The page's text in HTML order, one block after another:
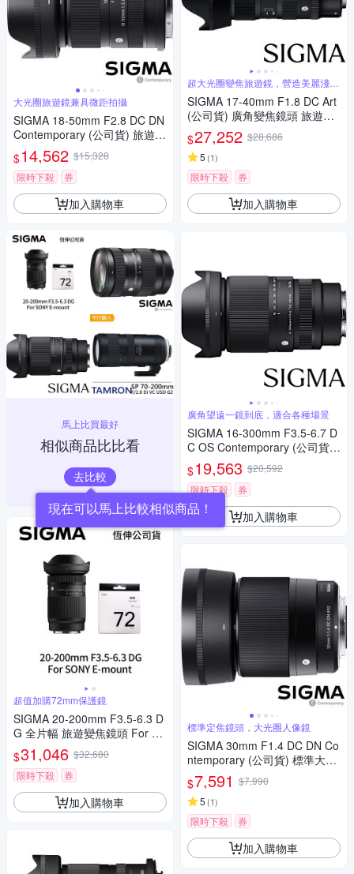
大光圈旅遊鏡兼具微距拍攝
SIGMA 18-50mm F2.8 DC DN
Contemporary (公司貨) 旅遊鏡
APS-C 無反微單眼專用鏡頭
$14,562 $15,328
限時下殺
券
加入購物車
馬上比買最好
相似商品比比看
去比較
現在可以馬上比較相似商品！
超值加購72mm保護鏡
SIGMA 20-200mm F3.5-6.3 D
G 全片幅 旅遊變焦鏡頭 For S
ONY E-mount + SIGMA WR U
V 72mm 最頂級保護鏡 (公司
貨)
$31,046 $32,680
限時下殺
券
加入購物車
超大光圈變焦旅遊鏡，營造美麗淺景
深
SIGMA 17-40mm F1.8 DC Art
(公司貨) 廣角變焦鏡頭 旅遊鏡
APS-C 無反微單眼鏡頭
$27,252 $28,686
5 (1)
限時下殺 券
加入購物車
廣角望遠一鏡到底，適合各種場景
SIGMA 16-300mm F3.5-6.7 D
C OS Contemporary (公司貨)
廣角變焦鏡頭 旅遊鏡 APS-C 無
反微單眼鏡頭
$19,563 $20,592
限時下殺
券
加入購物車
標準定焦鏡頭，大光圈人像鏡
SIGMA 30mm F1.4 DC DN Co
ntemporary (公司貨) 標準大光
圈定焦鏡頭 人像鏡 APS-C 無反
微單眼專用鏡頭
$7,591 $7,990
5 (1)
限時下殺 券
加入購物車